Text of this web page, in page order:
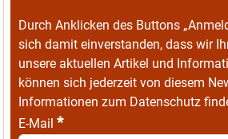
Durch Anklicken des Buttons
sich damit einverstanden, dass wir
unsere aktuellen Artikel und
können sich jederzeit von diesem
Informationen zum Datenschutz
E-Mail *